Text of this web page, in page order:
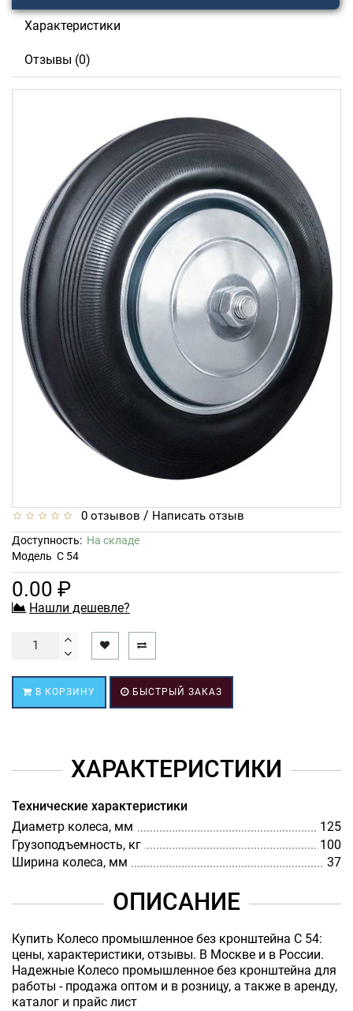
Характеристики
Отзывы (0)
0 отзывов / Написать отзыв
Доступность: На складе
Модель С 54
0.00 ₽
Нашли дешевле?
В КОРЗИНУ БЫСТРЫЙ ЗАКАЗ
ХАРАКТЕРИСТИКИ
Технические характеристики
Диаметр колеса, мм
125
Грузоподъемность, кг
100
Ширина колеса, мм
37
ОПИСАНИЕ
Купить Колесо промышленное без кронштейна С 54:
цены, характеристики, отзывы. В Москве и в России.
Надежные Колесо промышленное без кронштейна для
работы - продажа оптом и в розницу, а также в аренду,
каталог и прайс лист